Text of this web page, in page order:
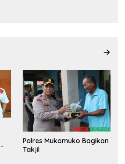
Polres Mukomuko Bagikan
Takjil